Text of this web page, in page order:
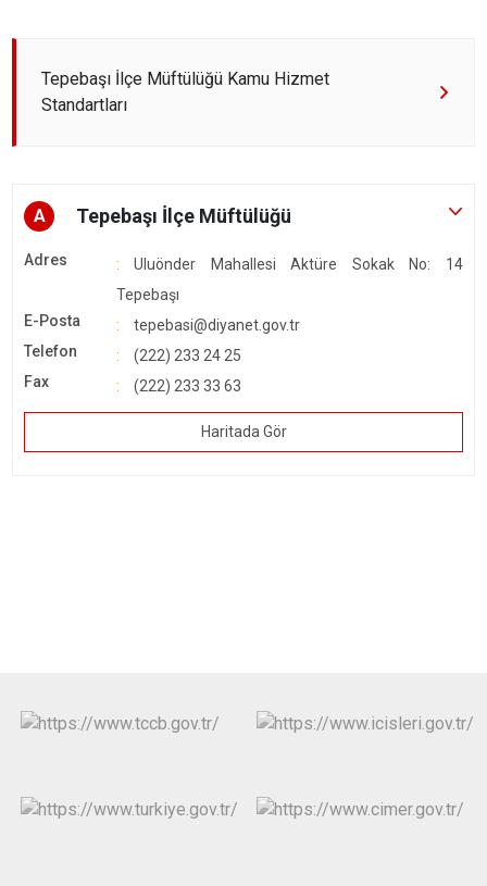
Tepebaşı İlçe Müftülüğü Kamu Hizmet
Standartları
A Tepebaşı İlçe Müftülüğü
Adres
Uluönder Mahallesi Aktüre Sokak No: 14
Tepebaşı
E-Posta
tepebasi@diyanet.gov.tr
Telefon
(222) 233 24 25
Fax
(222) 233 33 63
Haritada Gör